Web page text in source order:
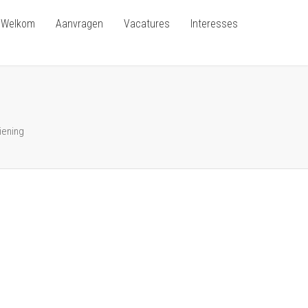
Welkom Aanvragen Vacatures Interesses